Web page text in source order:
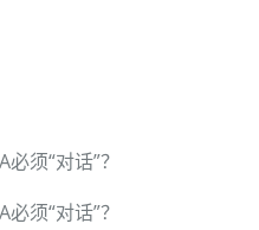
须“对话”？
须“对话”？